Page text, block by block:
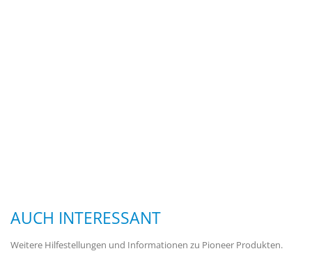
AUCH INTERESSANT
Weitere Hilfestellungen und Informationen zu Pioneer Produkten.